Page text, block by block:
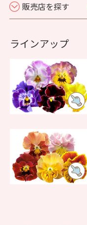
販売店を探す
ラインアップ